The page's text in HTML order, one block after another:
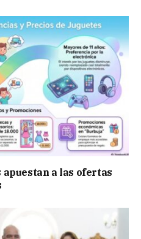
a las ofertas